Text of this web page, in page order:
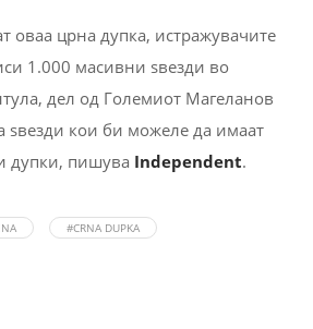
оваа црна дупка, истражувачите
1.000 масивни ѕвезди во
дел од Големиот Магеланов
ѕвезди кои би можеле да имаат
дупки, пишува Independent.
#CRNA DUPKA